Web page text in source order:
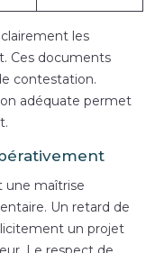
les
Ces documents
contestation.
adéquate permet
une maîtrise
Un retard de
un projet